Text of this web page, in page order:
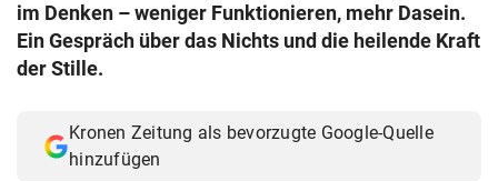
im Denken – weniger Funktionieren, mehr Dasein.
Ein Gespräch über das Nichts und die heilende Kraft
der Stille.
Kronen Zeitung als bevorzugte Google-Quelle
hinzufügen